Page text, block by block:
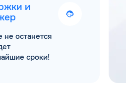
и
останется
сроки!